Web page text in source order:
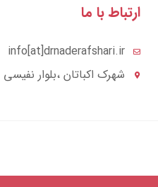
با ما
info[at]drnaderafshari.ir
شهرک اکباتان ،بلوار نفیسی